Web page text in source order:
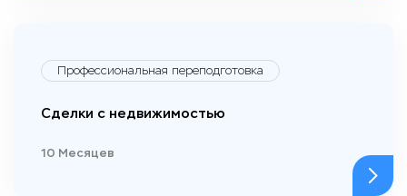
Профессиональная переподготовка
Сделки с недвижимостью
10 Месяцев